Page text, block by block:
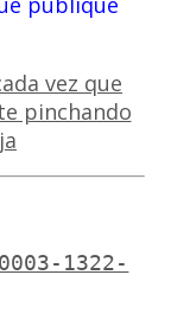
1322-